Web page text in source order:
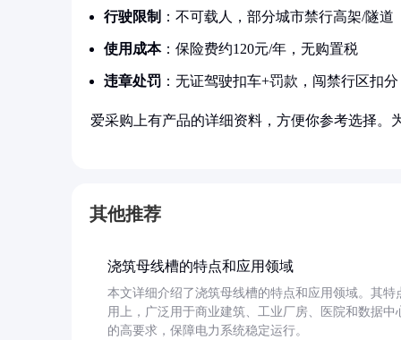
行驶限制 ：不可载人，部分城市禁行高架/隧道
使用成本：保险费约120元/年，无购置税
违章处罚 ：无证驾驶扣车+罚款，闯禁行区扣分
爱采购上有产品的详细资料，方便你参考选择。
其他推荐
浇筑母线槽的特点和应用领域
本文详细介绍了浇筑母线槽的特点和应用领域。其
用上，广泛用于商业建筑、工业厂房、医院和数据
的高要求，保障电力系统稳定运行。